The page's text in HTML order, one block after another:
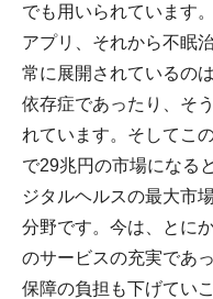
でも用いられています
アプリ、それから不眠
常に展開されているの
依存症であったり、そ
れています。そしてこ
で29兆円の市場になる
ジタルヘルスの最大市
分野です。今は、とに
のサービスの充実であ
保障の負担も下げてい